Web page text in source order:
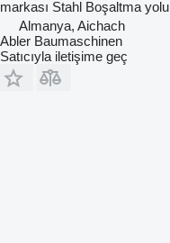
markası Stahl Boşaltma yolu
Almanya, Aichach
Abler Baumaschinen
Satıcıyla iletişime geç